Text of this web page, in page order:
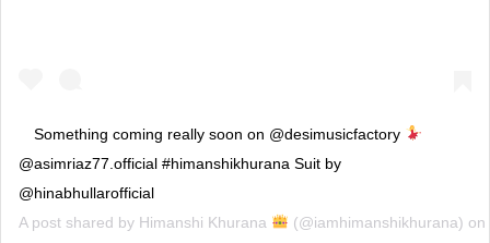
Something coming really soon on @desimusicfactory
@asimriaz77.official #himanshikhurana Suit by
@hinabhullarofficial
A post shared by Himanshi Khurana (@iamhimanshikhurana) on